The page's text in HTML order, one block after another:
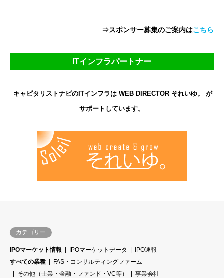
⇒スポンサー募集のご案内はこちら
ITインフラパートナー
キャピタリストナビのITインフラは WEB DIRECTOR それいゆ。 が
サポートしています。
カテゴリー
IPOマーケット情報 IPOマーケットデータ
IPO速報
すべての業種
FAS・コンサルティングファーム
その他（士業・金融・ファンド・VC等）
事業会社